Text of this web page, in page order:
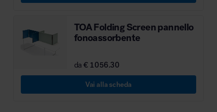
TOA Folding Screen pannello
fonoassorbente
da€ 1056.30
Vai alla scheda